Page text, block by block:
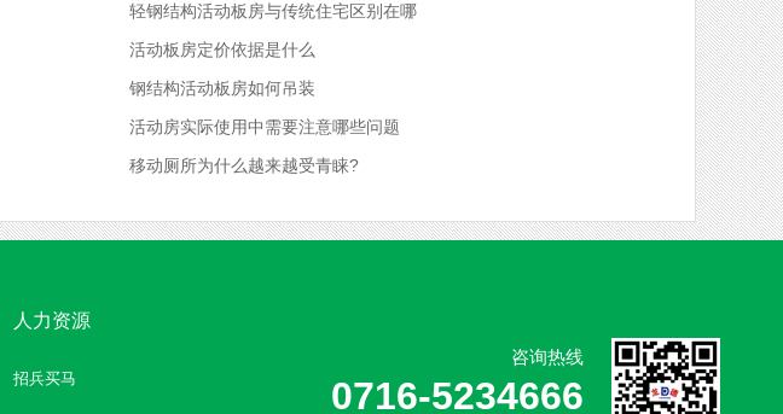
轻钢结构活动板房与传统住宅区别在哪
活动板房定价依据是什么
钢结构活动板房如何吊装
活动房实际使用中需要注意哪些问题
移动厕所为什么越来越受青睐?
人力资源
招兵买马
咨询热线
0716-5234666